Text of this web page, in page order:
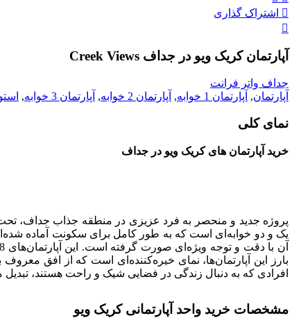
اشتراک گذاری
آپارتمان کریک ویو در جداف Creek Views
جداف واتر فرانت
آپارتمان, آپارتمان 1 خوابه , آپارتمان 2 خوابه , آپارتمان 3 خوابه ,
نمای کلی
خرید آپارتمان های کریک ویو در جداف
پروژه جدید و منحصر به فرد عزیزی در منطقه جذاب جداف، تحت
یک و دو خوابه‌ای است که به طور کامل برای سکونت آماده
بارز این آپارتمان‌ها، نمای خیره‌کننده‌ای است که از افق
افرادی که به دنبال زندگی در فضایی شیک و راحت هستند، تبدیل
مشخصات خرید واحد آپارتمانی کریک ویو